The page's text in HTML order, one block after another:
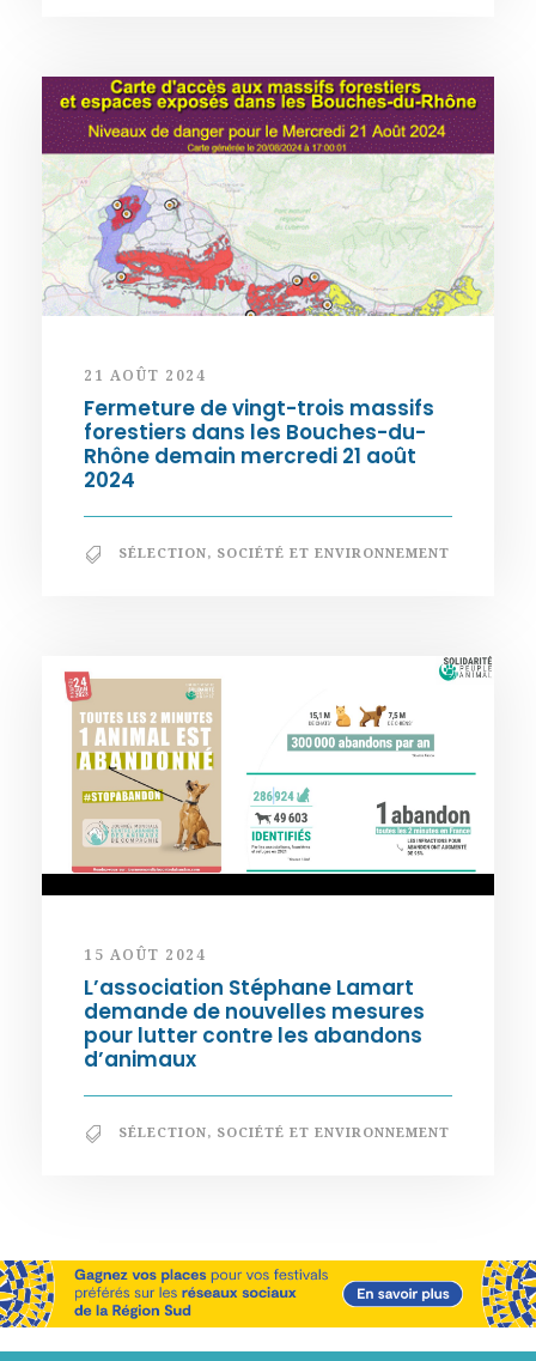
21 AOÛT 2024
Fermeture de vingt-trois massifs
forestiers dans les Bouches-du-
Rhône demain mercredi 21 août
2024
SÉLECTION, SOCIÉTÉ ET ENVIRONNEMENT
15 AOÛT 2024
L’association Stéphane Lamart
demande de nouvelles mesures
pour lutter contre les abandons
d’animaux
SÉLECTION, SOCIÉTÉ ET ENVIRONNEMENT